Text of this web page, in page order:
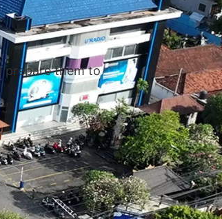
prepare them to